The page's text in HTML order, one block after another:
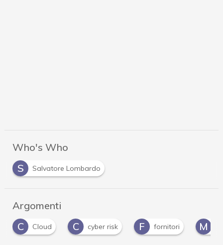
Who's Who
S
Salvatore Lombardo
Argomenti
C
cyber risk F fornitori M malspam